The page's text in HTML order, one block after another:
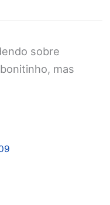
sobre
mas